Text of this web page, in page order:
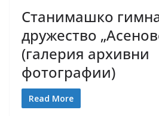
Станимашко
дружество
(галерия архивни
фотографии)
Read More